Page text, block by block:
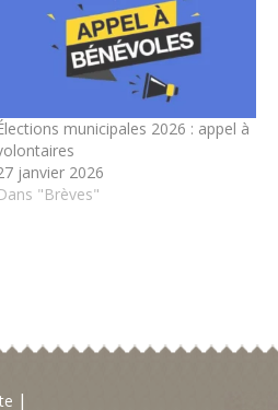
municipales 2026 : appel à
janvier 2026
"Brèves"